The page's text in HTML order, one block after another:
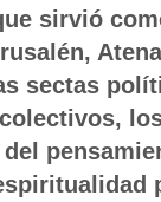
sirvió
sectas